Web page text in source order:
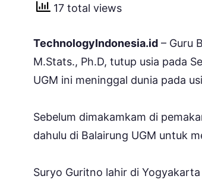
17 total views
TechnologyIndonesia.id – Guru
M.Stats., Ph.D, tutup usia pada
UGM ini meninggal dunia pada
Sebelum dimakamkam di
dahulu di Balairung UGM untuk
Suryo Guritno lahir di